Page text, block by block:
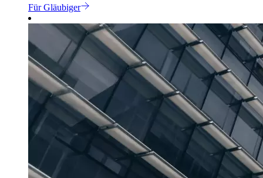
Für Gläubiger